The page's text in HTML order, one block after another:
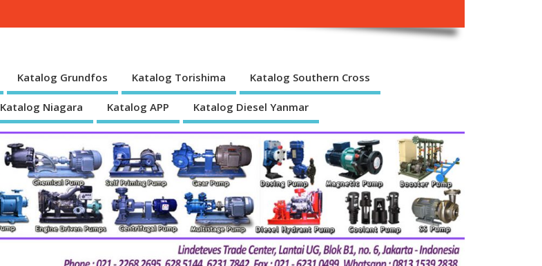
Katalog Grundfos Katalog Torishima Katalog Southern Cross
Katalog Niagara Katalog APP Katalog Diesel Yanmar